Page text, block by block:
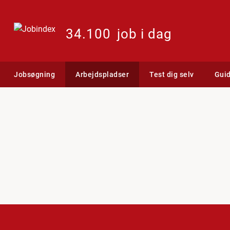
34.100 job i dag
Jobsøgning Arbejdspladser Test dig selv